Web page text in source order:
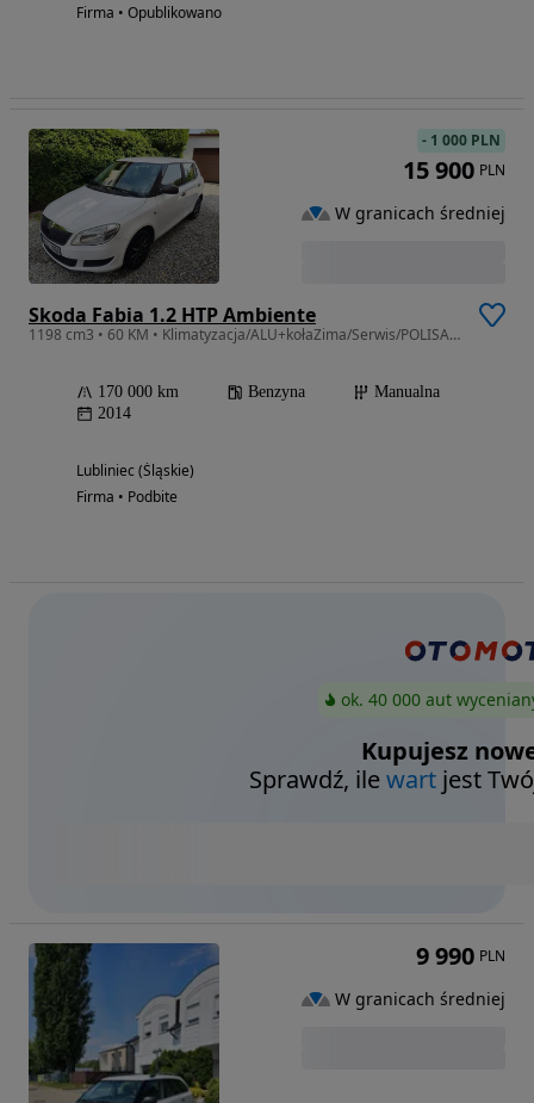
Firma • Opublikowano
Skoda Fabia 1.2 HTP Ambiente
1198 cm3 • 60 KM • Klimatyzacja/ALU+kołaZima/Serwis/POLISA-OC
170 000 km Benzyna
Manualna
2014
Lubliniec (Śląskie)
Firma • Podbite
- 1 000 PLN
15 900 PLN
W granicach średniej
ok. 40 000 aut
Kupujesz
Sprawdź, ilewart jest
9 990 PLN
W granicach średniej